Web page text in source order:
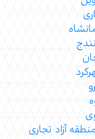
آزاد تجاری